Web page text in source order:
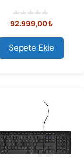
0
u
t
o
92.999,00₺
Sepete Ekle